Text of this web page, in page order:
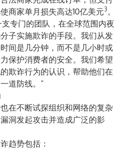
商家单月损失高达10亿美元3。
支专门的团队，在全球范围内夜
子实施欺诈的手段。我们从发
间是几分钟，而不是几小时或
保护消费者的安全。我们希望
欺诈行为的认识，帮助他们在
道防线。”
在不断试探组织和网络的复杂
洞发起攻击并造成广泛的影
趋势包括：